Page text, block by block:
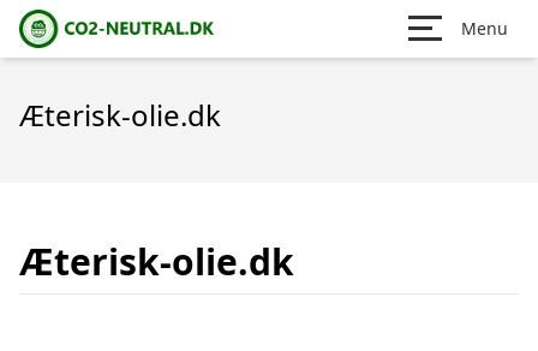
Menu
Æterisk-olie.dk
Æterisk-olie.dk